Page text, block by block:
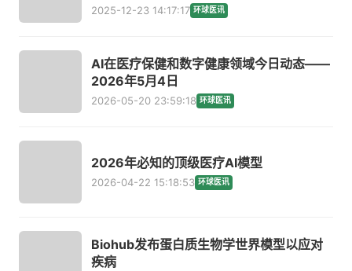
2025-12-23 14:17:17 环球医讯
AI在医疗保健和数字健康领域今日动态——
2026年5月4日
2026-05-20 23:59:18 环球医讯
2026年必知的顶级医疗AI模型
2026-04-22 15:18:53 环球医讯
Biohub发布蛋白质生物学世界模型以应对
疾病